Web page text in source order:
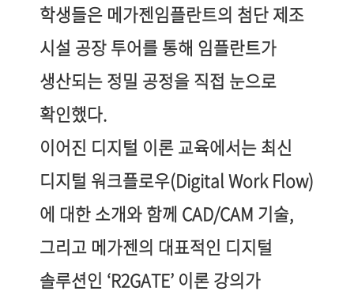
학생들은 메가젠임플란트의 첨단 제조
시설 공장 투어를 통해 임플란트가
생산되는 정밀 공정을 직접 눈으로
확인했다.
이어진 디지털 이론 교육에서는 최신
디지털 워크플로우(Digital Work Flow)
에 대한 소개와 함께 CAD/CAM 기술,
그리고 메가젠의 대표적인 디지털
솔루션인 ‘R2GATE’ 이론 강의가